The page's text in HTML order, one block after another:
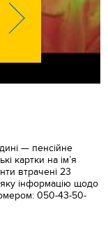
— пенсійне
картки на ім’я
втрачені 23
інформацію щодо
050-43-50-